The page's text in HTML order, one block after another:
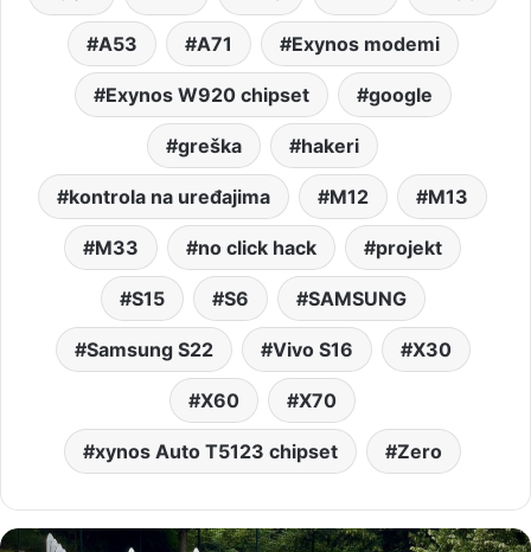
A53 A71 Exynos modemi
Exynos W920 chipset google
greška hakeri
kontrola na uređajima M12 M13
M33 no click hack projekt
S15 S6 SAMSUNG
Samsung S22 Vivo S16 X30
X60 X70
xynos Auto T5123 chipset Zero